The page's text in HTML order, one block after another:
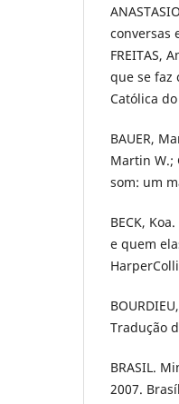
conversas
FREITAS,
que se faz
Católica
BAUER,
Martin W.;
som: um
BECK,
e quem
Tradução
BRASIL.
2007.